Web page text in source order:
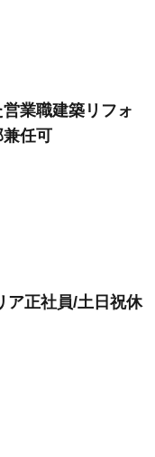
業職建築リフォ
任可
ア正社員/土日祝休